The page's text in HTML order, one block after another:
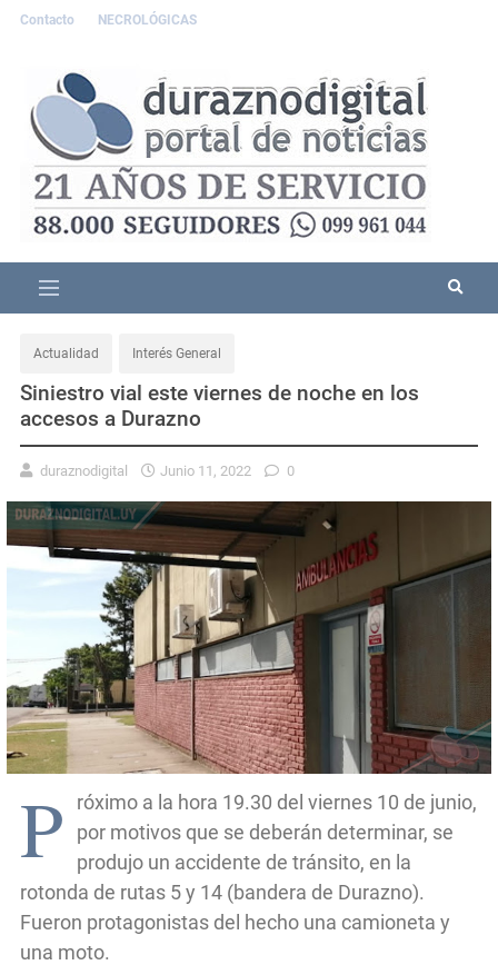
Contacto NECROLÓGICAS
Actualidad Interés General
Siniestro vial este viernes de noche en los
accesos a Durazno
duraznodigital Junio 11, 2022 0
P
róximo a la hora 19.30 del viernes 10 de junio,
por motivos que se deberán determinar, se
produjo un accidente de tránsito, en la
rotonda de rutas 5 y 14 (bandera de Durazno).
Fueron protagonistas del hecho una camioneta y
una moto.